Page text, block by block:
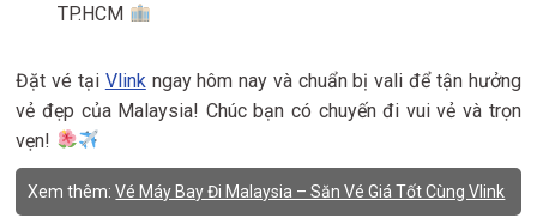
TP.HCM
Đặt vé tại Vlink ngay hôm nay và chuẩn bị vali để tận hưởng
vẻ đẹp của Malaysia! Chúc bạn có chuyến đi vui vẻ và trọn
vẹn!
Xem thêm:Vé Máy Bay Đi Malaysia – Săn Vé Giá Tốt Cùng Vlink